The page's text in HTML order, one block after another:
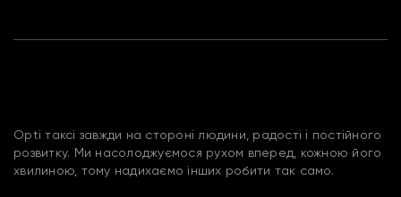
Opti таксі завжди на стороні людини, радості і постійного
розвитку. Ми насолоджуємося рухом вперед, кожною його
хвилиною, тому надихаємо інших робити так само.